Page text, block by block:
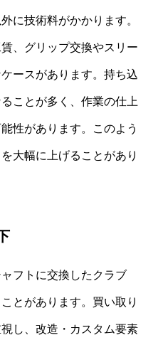
に技術料がかかります。
、グリップ交換やスリー
ースがあります。持ち込
ことが多く、作業の仕上
性があります。このよう
大幅に上げることがあり
フトに交換したクラブ
とがあります。買い取り
し、改造・カスタム要素